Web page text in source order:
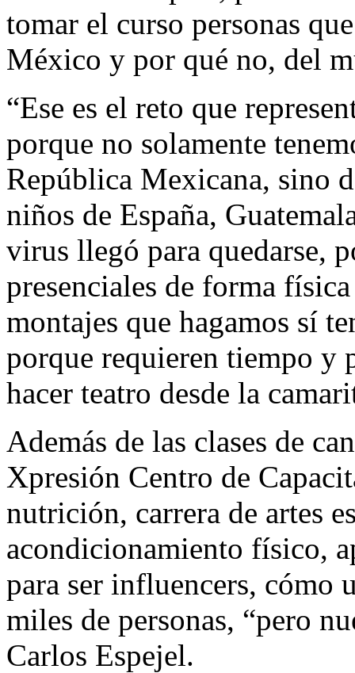
tomar el curso personas
México y por qué no, del
“Ese es el reto que
porque no solamente
República Mexicana, sino
niños de España,
virus llegó para quedarse,
presenciales de forma
montajes que hagamos sí
porque requieren tiempo y
hacer teatro desde la
Además de las clases de
Xpresión Centro de
nutrición, carrera de artes
acondicionamiento físico,
para ser influencers, cómo
miles de personas, “pero
Carlos Espejel.